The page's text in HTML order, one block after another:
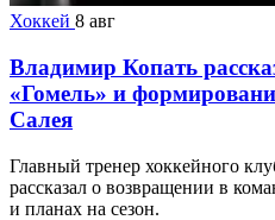
Хоккей 8 авг
Владимир Копать
«Гомель» и
Салея
Главный тренер хоккейного
рассказал о возвращении в
и планах на сезон.